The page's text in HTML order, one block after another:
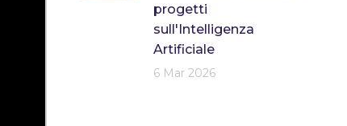
progetti
sull'Intelligenza
Artificiale
6 Mar 2026